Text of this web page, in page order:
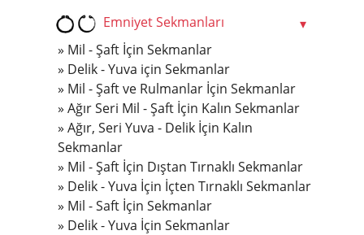
Emniyet Sekmanları
Mil - Şaft İçin Sekmanlar
Delik - Yuva için Sekmanlar
Mil - Şaft ve Rulmanlar İçin Sekmanlar
Ağır Seri Mil - Şaft İçin Kalın Sekmanlar
Ağır, Seri Yuva - Delik İçin Kalın
Sekmanlar
Mil - Şaft İçin Dıştan Tırnaklı Sekmanlar
Delik - Yuva İçin İçten Tırnaklı Sekmanlar
Mil - Saft İçin Sekmanlar
Delik - Yuva İçin Sekmanlar